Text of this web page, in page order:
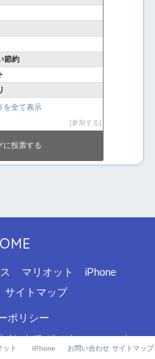
節約
を全て表示
参加する
に投票する
マリオット
iPhone
サイトマップ
ポリシー
ントで All rights reserved.
ット iPhone お問い合わせ サイトマップ